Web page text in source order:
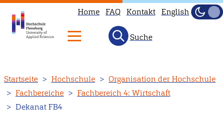
zum
Inhalt
Home FAQ Kontakt English
Hell
Suche
Startseite Hochschule
Organisation der Hochschule
Fachbereiche
Fachbereich 4: Wirtschaft
Dekanat FB4